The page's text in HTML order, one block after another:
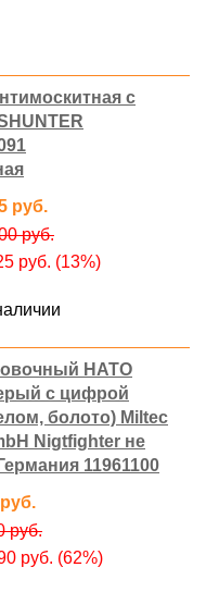
с
руб.
руб.
руб. (13%)
НАТО
с цифрой
болото) Miltec
Nigtfighter не
11961100
руб.
руб. (62%)